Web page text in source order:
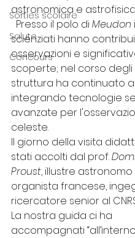
Sorties scolaire
Salute
Concours
astronomica e
  Presso il polo di
Meudon
scienziati hanno
osservazioni e
scoperte; nel corso degli
struttura ha continuato
integrando tecnologie
avanzate per
celeste.
Il giorno della visita
stati accolti dal prof.
Proust, illustre astronomo
organista francese,
ricercatore senior al
La nostra guida ci ha
accompagnati